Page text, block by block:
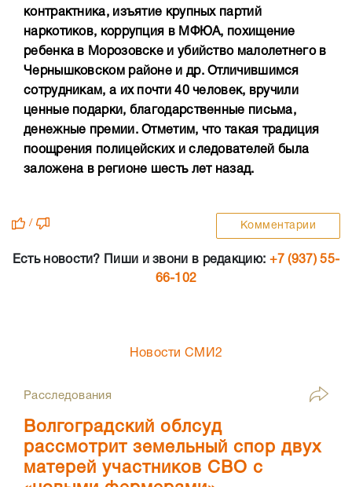
контрактника, изъятие крупных партий
наркотиков, коррупция в МФЮА, похищение
ребенка в Морозовске и убийство малолетнего в
Чернышковском районе и др. Отличившимся
сотрудникам, а их почти 40 человек, вручили
ценные подарки, благодарственные письма,
денежные премии. Отметим, что такая традиция
поощрения полицейских и следователей была
заложена в регионе шесть лет назад.
/ Комментарии
Есть новости? Пиши и звони в редакцию: +7 (937) 55-
66-102
Новости СМИ2
Расследования
Волгоградский облсуд
рассмотрит земельный спор двух
матерей участников СВО с